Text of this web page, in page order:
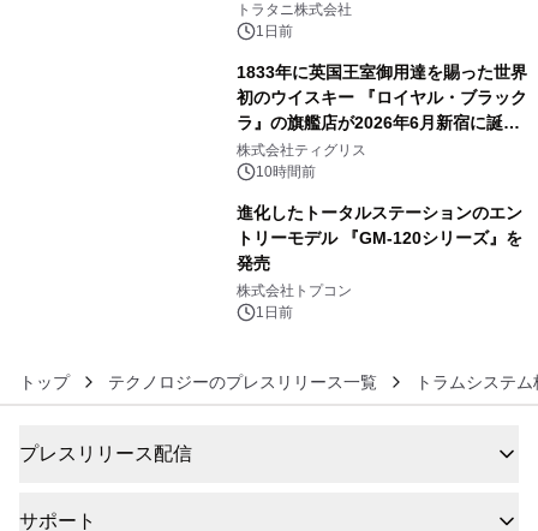
トラタニ株式会社
1日前
1833年に英国王室御用達を賜った世界
初のウイスキー 『ロイヤル・ブラック
ラ』の旗艦店が2026年6月新宿に誕
生 バカルディ ジャパンと連携した
没入型バー「BAR Arca」
株式会社ティグリス
10時間前
進化したトータルステーションのエン
トリーモデル 『GM-120シリーズ』を
発売
株式会社トプコン
1日前
トップ テクノロジーのプレスリリース一覧 トラムシステ
プレスリリース配信
サポート